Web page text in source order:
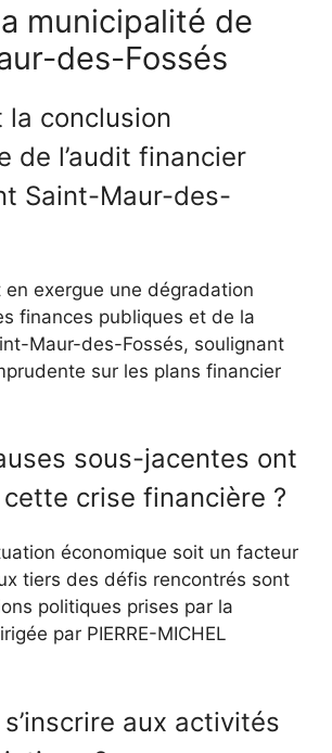
municipalité de
des-Fossés
la conclusion
de l’audit financier
Saint-Maur-des-
en exergue une dégradation
finances publiques et de la
Maur-des-Fossés, soulignant
sur les plans financier
sous-jacentes ont
crise financière ?
économique soit un facteur
tiers des défis rencontrés sont
politiques prises par la
par PIERRE-MICHEL
aux activités